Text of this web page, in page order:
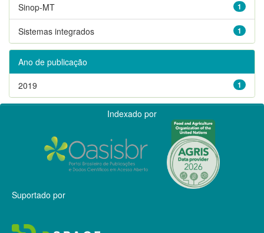
1
Sinop-MT
1
Sistemas integrados
Ano de publicação
1
2019
Indexado por
Suportado por